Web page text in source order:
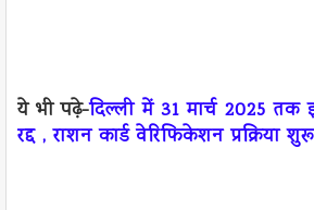
ये भी पढ़े-दिल्ली में 31 मार्च 2025 तक
रद्द , राशन कार्ड वेरिफिकेशन प्रक्रिया शुरू